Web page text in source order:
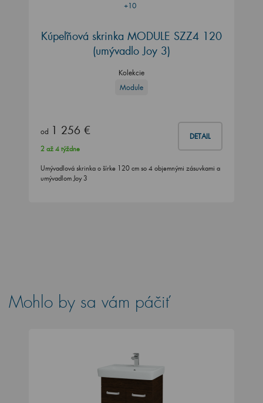
+10
Kúpeľňová skrinka MODULE SZZ4 120
(umývadlo Joy 3)
Kolekcie
Module
od 1 256 € DETAIL
2 až 4 týždne
Umývadlová skrinka o šírke 120 cm so 4 objemnými zásuvkami a
umývadlom Joy 3
Mohlo by sa vám páčiť